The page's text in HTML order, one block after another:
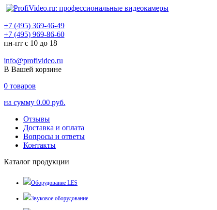
+7 (495) 369-46-49
+7 (495) 969-86-60
пн-пт с 10 до 18
info@profivideo.ru
В Вашей корзине
0 товаров
на сумму 0.00 руб.
Отзывы
Доставка и оплата
Вопросы и ответы
Контакты
Каталог продукции
Оборудование LES
Звуковое оборудование